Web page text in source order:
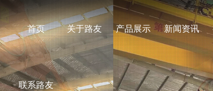
首页 关于路友 产品展示 新闻资讯
联系路友